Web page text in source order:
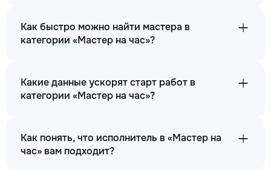
Как быстро можно найти мастера в
категории «Мастер на час»?
Какие данные ускорят старт работ в
категории «Мастер на час»?
Как понять, что исполнитель в «Мастер на
час» вам подходит?